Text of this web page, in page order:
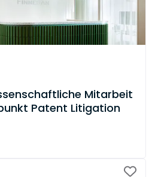
Mitarbeit
Patent Litigation